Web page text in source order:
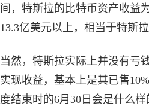
间，特斯拉的比特币资产收益
13.3亿美元以上，相当于特斯
当然，特斯拉实际上并没有亏
实现收益，基本上是其已售
度结束时的6月30日会是什么